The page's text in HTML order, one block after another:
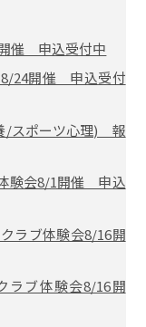
催 申込受付中
8/24開催 申込受付
/スポーツ心理) 報
験会8/1開催 申込
ラブ体験会8/16開
ブ体験会8/16開